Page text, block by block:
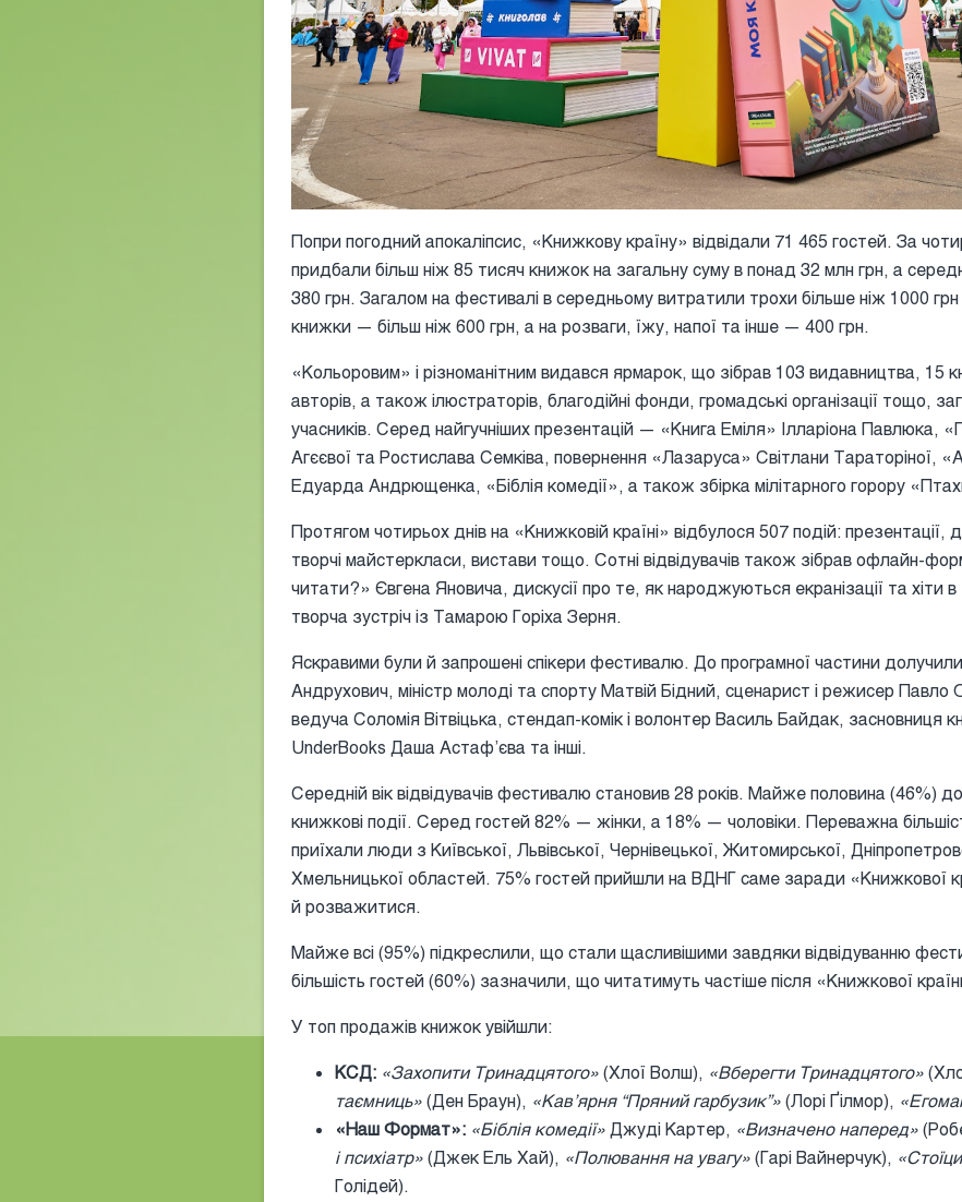
Попри погодний апокаліпсис, «Книжкову країну» відвідали 71 465 гостей. За
придбали більш ніж 85 тисяч книжок на загальну суму в понад 32 млн грн, а
380 грн. Загалом на фестивалі в середньому витратили трохи більше ніж 1000
книжки — більш ніж 600 грн, а на розваги, їжу, напої та інше — 400 грн.
«Кольоровим» і різноманітним видався ярмарок, що зібрав 103 видавництва, 15
авторів, а також ілюстраторів, благодійні фонди, громадські організації тощо,
учасників. Серед найгучніших презентацій — «Книга Еміля» Ілларіона Павлюка,
Агєєвої та Ростислава Семківа, повернення «Лазаруса» Світлани Тараторіної,
Едуарда Андрющенка, «Біблія комедії», а також збірка мілітарного горору
Протягом чотирьох днів на «Книжковій країні» відбулося 507 подій: презентації,
творчі майстеркласи, вистави тощо. Сотні відвідувачів також зібрав офлайн-
читати?» Євгена Яновича, дискусії про те, як народжуються екранізації та хіти
творча зустріч із Тамарою Горіха Зерня.
Яскравими були й запрошені спікери фестивалю. До програмної частини
Андрухович, міністр молоді та спорту Матвій Бідний, сценарист і режисер Павло
ведуча Соломія Вітвіцька, стендап-комік і волонтер Василь Байдак, засновниця
UnderBooks Даша Астаф’єва та інші.
Середній вік відвідувачів фестивалю становив 28 років. Майже половина (46%) до
книжкові події. Серед гостей 82% — жінки, а 18% — чоловіки. Переважна
приїхали люди з Київської, Львівської, Чернівецької, Житомирської,
Хмельницької областей. 75% гостей прийшли на ВДНГ саме заради «Книжкової
й розважитися.
Майже всі (95%) підкреслили, що стали щасливішими завдяки відвідуванню
більшість гостей (60%) зазначили, що читатимуть частіше після «Книжкової
У топ продажів книжок увійшли:
КСД: «Захопити Тринадцятого» (Хлої Волш), «Вберегти Тринадцятого»
таємниць» (Ден Браун), «Кав’ярня “Пряний гарбузик”» (Лорі Ґілмор),
«Наш Формат»: «Біблія комедії» Джуді Картер, «Визначено наперед»
і психіатр» (Джек Ель Хай), «Полювання на увагу» (Гарі Вайнерчук),
Голідей).